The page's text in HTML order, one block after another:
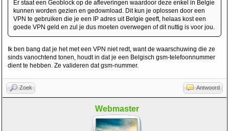
Er staat een Geoblock op de afleveringen waardoor deze enkel in Belgie
kunnen worden gezien en gedownload. Dit kun je oplossen door een
VPN te gebruiken die je een IP adres uit Belgie geeft, helaas kost een
goede VPN geld en zul je dus moeten overwegen of dit nuttig is voor jou.
Ik ben bang dat je het met een VPN niet redt, want de waarschuwing die ze
sinds vanochtend tonen, houdt in dat je een Belgisch gsm-telefoonnummer
dient te hebben. Ze valideren dat gsm-nummer.
Zoek Antwoord
Webmaster